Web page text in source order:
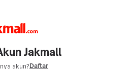
Jakmall
akun?Daftar